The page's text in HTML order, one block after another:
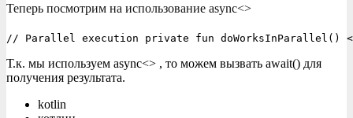
Теперь посмотрим на использование async<>
// Parallel execution private fun doWorksInParallel() <
Т.к. мы используем async<> , то можем вызвать await() для
получения результата.
kotlin